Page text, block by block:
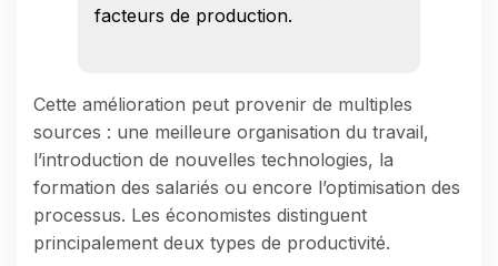
facteurs de production.
Cette amélioration peut provenir de multiples
sources : une meilleure organisation du travail,
l’introduction de nouvelles technologies, la
formation des salariés ou encore l’optimisation des
processus. Les économistes distinguent
principalement deux types de productivité.